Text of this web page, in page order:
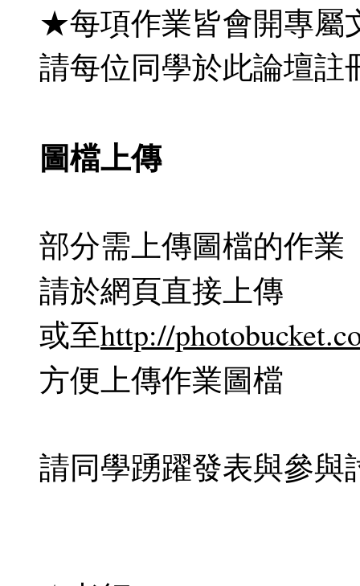
★每項作業皆會開專屬
請每位同學於此論壇註
圖檔上傳
部分需上傳圖檔的作業
請於網頁直接上傳
或至http://
方便上傳作業圖檔
請同學踴躍發表與參與